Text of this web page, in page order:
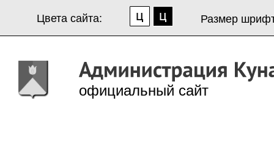
Цвета сайта: Размер
официальный сайт